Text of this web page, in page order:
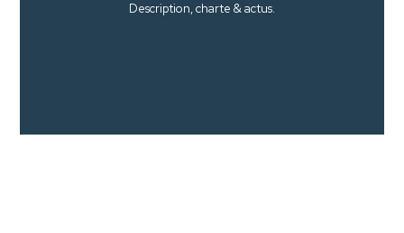
Description, charte & actus.